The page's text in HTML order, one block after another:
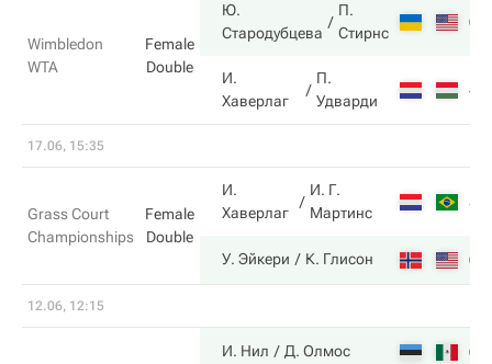
Wimbledon
WTA
Female
Double
Ю.
Стародубцева
П.
Стирнс
6
И.
Хаверлаг
П.
Удварди
4
17.06, 15:35
Grass Court
Championships
Female
Double
И.
Хаверлаг
И. Г.
Мартинс
3
У. Эйкери К. Глисон 6
12.06, 12:15
И. Нил Д. Олмос 6